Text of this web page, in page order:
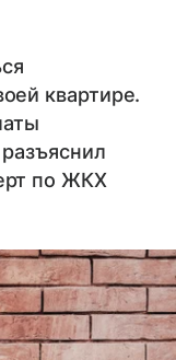
квартире.
по ЖКХ